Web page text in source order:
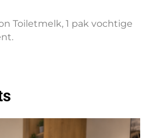
Toiletmelk, 1 pak vochtige